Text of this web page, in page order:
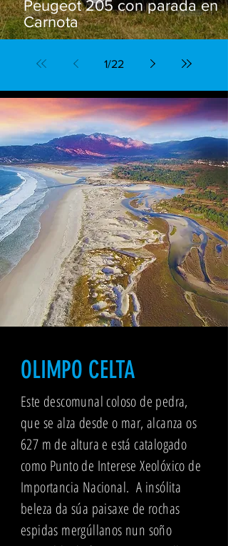
Peugeot 205 con parada en
Carnota
1/22
OLIMPO CELTA
Este descomunal coloso de pedra,
que se alza desde o mar, alcanza os
627 m de altura e está catalogado
como Punto de Interese Xeolóxico de
Importancia Nacional. A insólita
beleza da súa paisaxe de rochas
espidas mergúllanos nun soño